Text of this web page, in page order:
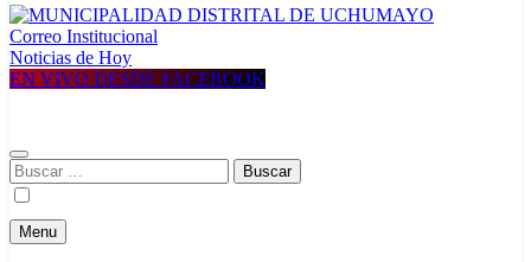
MUNICIPALIDAD DISTRITAL DE UCHUMAYO
Construyendo una nueva Historia
Correo Institucional
Noticias de Hoy
EN VIVO DESDE FACEBOOK
Buscar:
Menu